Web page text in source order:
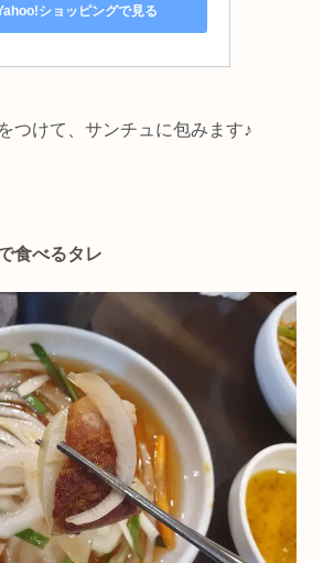
ショッピングで見る
つけて、サンチュに包みます♪
食べるタレ